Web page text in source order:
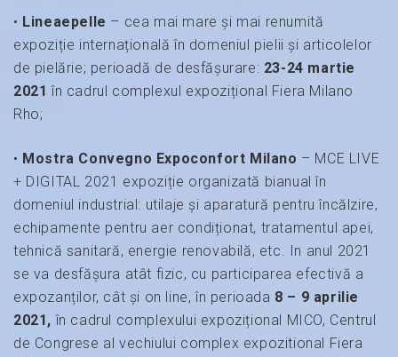
• Lineaepelle – cea mai mare și mai renumită
expoziție internațională în domeniul pielii și articolelor
de pielărie; perioadă de desfășurare: 23-24 martie
2021 în cadrul complexul expozițional Fiera Milano
Rho;
• Mostra Convegno Expoconfort Milano – MCE LIVE
+ DIGITAL 2021 expoziție organizată bianual în
domeniul industrial: utilaje și aparatură pentru încălzire,
echipamente pentru aer condiționat, tratamentul apei,
tehnică sanitară, energie renovabilă, etc. In anul 2021
se va desfășura atât fizic, cu participarea efectivă a
expozanților, cât și on line, în perioada 8 – 9 aprilie
2021, în cadrul complexului expozițional MICO, Centrul
de Congrese al vechiului complex expozitional Fiera